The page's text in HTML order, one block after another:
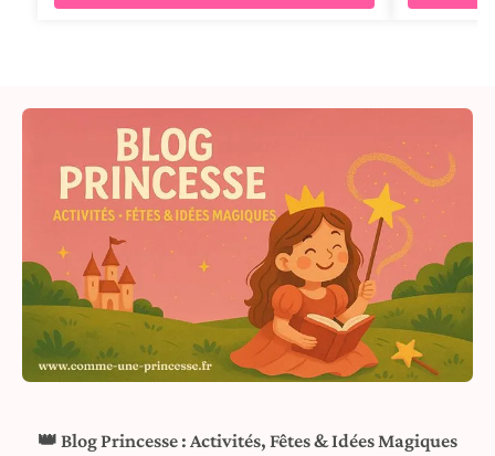
👑 Blog Princesse : Activités, Fêtes & Idées Magiques